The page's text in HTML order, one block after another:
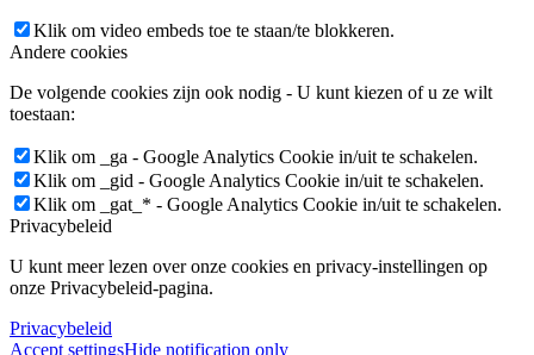
Klik om video embeds toe te staan/te blokkeren.
Andere cookies
De volgende cookies zijn ook nodig - U kunt kiezen of u ze wilt
toestaan:
Klik om _ga - Google Analytics Cookie in/uit te schakelen.
Klik om _gid - Google Analytics Cookie in/uit te schakelen.
Klik om _gat_* - Google Analytics Cookie in/uit te schakelen.
Privacybeleid
U kunt meer lezen over onze cookies en privacy-instellingen op
onze Privacybeleid-pagina.
Privacybeleid
Accept settingsHide notification only